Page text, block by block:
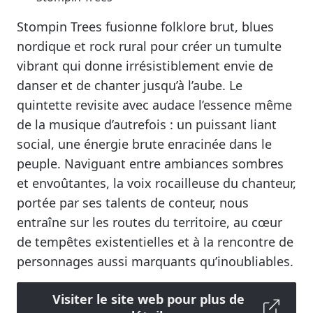
Stompin Trees fusionne folklore brut, blues
nordique et rock rural pour créer un tumulte
vibrant qui donne irrésistiblement envie de
danser et de chanter jusqu’à l’aube. Le
quintette revisite avec audace l’essence même
de la musique d’autrefois : un puissant liant
social, une énergie brute enracinée dans le
peuple. Naviguant entre ambiances sombres
et envoûtantes, la voix rocailleuse du chanteur,
portée par ses talents de conteur, nous
entraîne sur les routes du territoire, au cœur
de tempêtes existentielles et à la rencontre de
personnages aussi marquants qu’inoubliables.
Visiter le site web pour plus de